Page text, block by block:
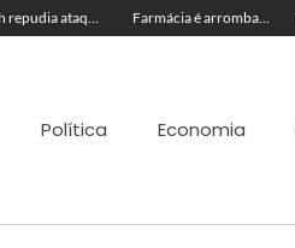
Seadh repudia ataque racista contra Rainha da Expoacre 2026 e reforça combate à discriminação Farmácia é arrombada e tem estoque de canetas emagrecedoras levado em Rio Branco
Política Economia